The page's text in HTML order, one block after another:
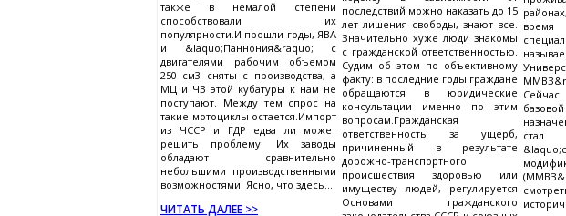
также в немалой степени
способствовали их
популярности.И прошли годы, ЯВА
и &laquo;Паннония&raquo; с
двигателями рабочим объемом
250 см3 сняты с производства, а
МЦ и ЧЗ этой кубатуры к нам не
поступают. Между тем спрос на
такие мотоциклы остается.Импорт
из ЧССР и ГДР едва ли может
решить проблему. Их заводы
обладают сравнительно
небольшими производственными
возможностями. Ясно, что здесь...
ЧИТАТЬ ДАЛЕЕ >>
последствий можно наказать до 15
лет лишения свободы, знают все.
Значительно хуже люди знакомы
с гражданской ответственностью.
Судим об этом по объективному
факту: в последние годы граждане
обращаются в юридические
консультации именно по этим
вопросам.Гражданская
ответственность за ущерб,
причиненный в результате
дорожно-транспортного
происшествия здоровью или
имуществу людей, регулируется
Основами гражданского
время